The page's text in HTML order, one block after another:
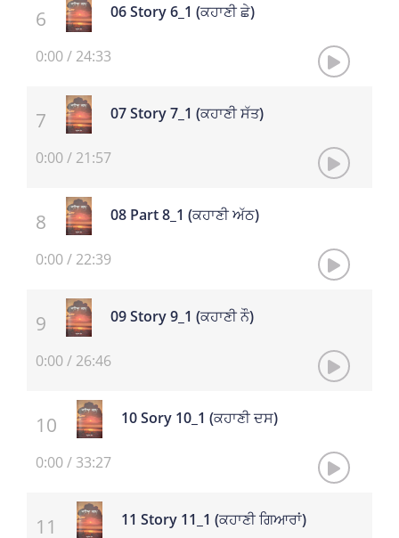
06 Story 6_1 (ਕਹਾਣੀ ਛੇ)
0:00/ 24:33
07 Story 7_1 (ਕਹਾਣੀ ਸੱਤ)
0:00/ 21:57
08 Part 8_1 (ਕਹਾਣੀ ਅੱਠ)
0:00/ 22:39
09 Story 9_1 (ਕਹਾਣੀ ਨੌ)
0:00/ 26:46
10 Sory 10_1 (ਕਹਾਣੀ ਦਸ)
0:00/ 33:27
11 Story 11_1 (ਕਹਾਣੀ ਗਿਆਰਾਂ)